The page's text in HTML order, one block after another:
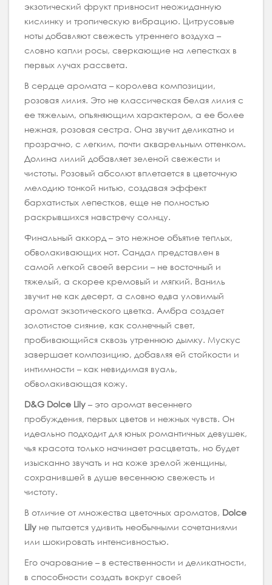
экзотический фрукт привносит неожиданную
кислинку и тропическую вибрацию. Цитрусовые
ноты добавляют свежесть утреннего воздуха –
словно капли росы, сверкающие на лепестках в
первых лучах рассвета.
В сердце аромата – королева композиции,
розовая лилия. Это не классическая белая лилия с
ее тяжелым, опьяняющим характером, а ее более
нежная, розовая сестра. Она звучит деликатно и
прозрачно, с легким, почти акварельным оттенком.
Долина лилий добавляет зеленой свежести и
чистоты. Розовый абсолют вплетается в цветочную
мелодию тонкой нитью, создавая эффект
бархатистых лепестков, еще не полностью
раскрывшихся навстречу солнцу.
Финальный аккорд – это нежное объятие теплых,
обволакивающих нот. Сандал представлен в
самой легкой своей версии – не восточный и
тяжелый, а скорее кремовый и мягкий. Ваниль
звучит не как десерт, а словно едва уловимый
аромат экзотического цветка. Амбра создает
золотистое сияние, как солнечный свет,
пробивающийся сквозь утреннюю дымку. Мускус
завершает композицию, добавляя ей стойкости и
интимности – как невидимая вуаль,
обволакивающая кожу.
D&G Dolce Lily – это аромат весеннего
пробуждения, первых цветов и нежных чувств. Он
идеально подходит для юных романтичных девушек,
чья красота только начинает расцветать, но будет
изысканно звучать и на коже зрелой женщины,
сохранившей в душе весеннюю свежесть и
чистоту.
В отличие от множества цветочных ароматов, Dolce
Lily не пытается удивить необычными сочетаниями
или шокировать интенсивностью.
Его очарование – в естественности и деликатности,
в способности создать вокруг своей